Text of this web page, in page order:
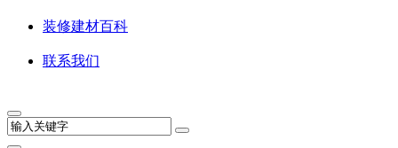
装修建材百科
联系我们